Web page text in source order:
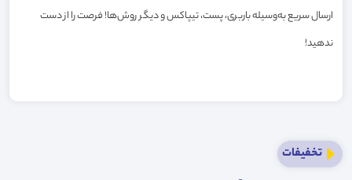
ارسال سریع به‌وسیله باربری، پست، تیپاکس و دیگر روش‌ها! فرصت را از دست
ندهید!
تخفیفات